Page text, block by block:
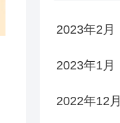
2023年2月
2023年1月
2022年12月